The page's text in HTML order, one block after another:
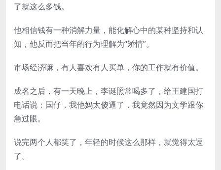
了就这么多钱。
他相信钱有一种消解力量，能化解心中的某种坚持和认
知，他反而把当年的行为理解为“矫情”。
市场经济嘛，有人喜欢有人买单，你的工作就有价值。
成名之后，有一天晚上，李诞照常喝多了，给王建国打
电话说：国仔，我他妈太傻逼了，我竟然因为文学跟你
急过眼。
说完两个人都笑了，年轻的时候这么那样，就觉得太逗
了。